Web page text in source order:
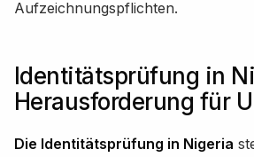
Aufzeichnungspflichten.
Identitätsprüfung in
Herausforderung für
Die Identitätsprüfung in Nigeria